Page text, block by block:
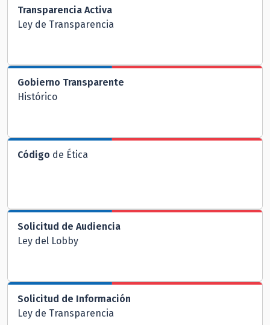
Transparencia Activa
Ley de Transparencia
Gobierno Transparente
Histórico
Código de Ética
Solicitud de Audiencia
Ley del Lobby
Solicitud de Información
Ley de Transparencia